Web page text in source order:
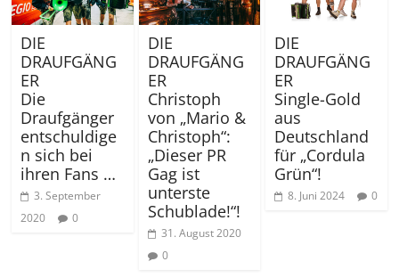
DIE
DRAUFGÄNG
ER
Die
Draufgänger
entschuldige
n sich bei
ihren Fans …
3. September
2020
0
DIE
DRAUFGÄNG
ER
Christoph
von „Mario &
Christoph“:
„Dieser PR
Gag ist
unterste
Schublade!“!
31. August 2020
0
DIE
DRAUFGÄNG
ER
Single-Gold
aus
Deutschland
für „Cordula
Grün“!
8. Juni 2024 0